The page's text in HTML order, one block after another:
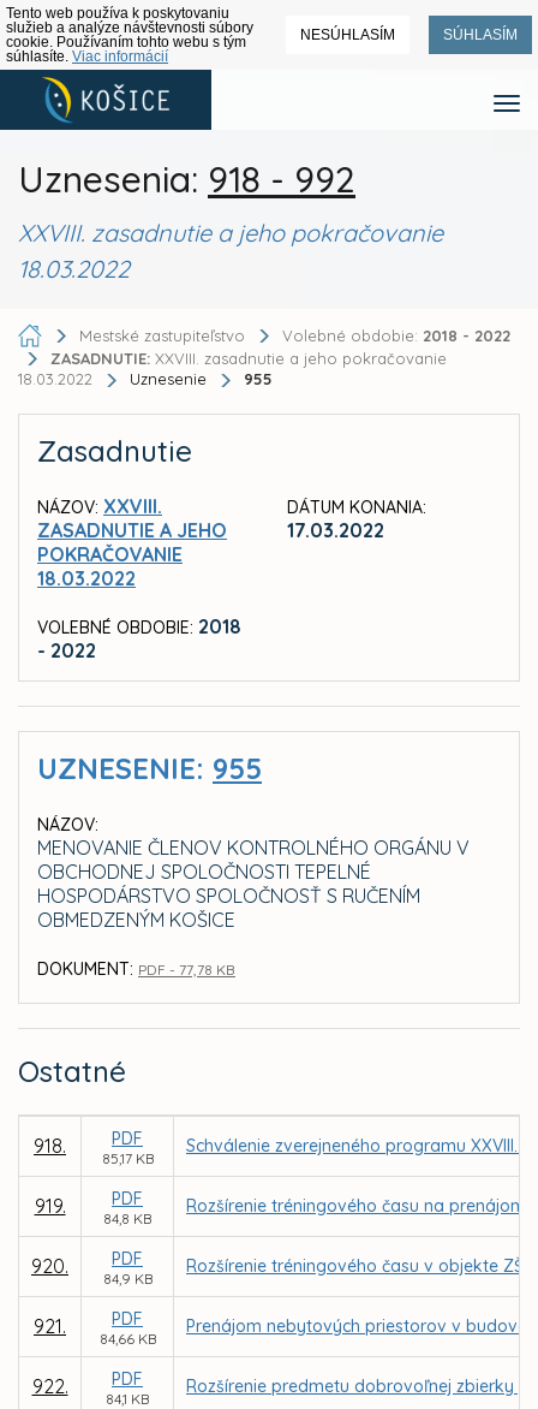
Tento web používa k poskytovaniu
služieb a analýze návštevnosti súbory
cookie. Používaním tohto webu s tým
súhlasíte. Viac informácií
NESÚHLASÍM SÚHLASÍM
Uznesenia: 918 - 992
XXVIII. zasadnutie a jeho pokračovanie
18.03.2022
Mestské zastupiteľstvo Volebné obdobie: 2018 - 2022
ZASADNUTIE: XXVIII. zasadnutie a jeho pokračovanie
18.03.2022
Uznesenie 955
Zasadnutie
NÁZOV: XXVIII.
ZASADNUTIE A JEHO
POKRAČOVANIE
18.03.2022
VOLEBNÉ OBDOBIE: 2018
- 2022
DÁTUM KONANIA:
17.03.2022
UZNESENIE: 955
NÁZOV:
MENOVANIE ČLENOV KONTROLNÉHO ORGÁNU V
OBCHODNEJ SPOLOČNOSTI TEPELNÉ
HOSPODÁRSTVO SPOLOČNOSŤ S RUČENÍM
OBMEDZENÝM KOŠICE
DOKUMENT: PDF - 77,78 KB
Ostatné
918. PDF
85,17 KB
Schválenie zverejneného programu XXVIII.
919. PDF
84,8 KB
Rozšírenie tréningového času na prenájom
920. PDF
84,9 KB
Rozšírenie tréningového času v objekte
921. PDF
84,66 KB
Prenájom nebytových priestorov v budove
922. PDF
84,1 KB
Rozšírenie predmetu dobrovoľnej zbierky